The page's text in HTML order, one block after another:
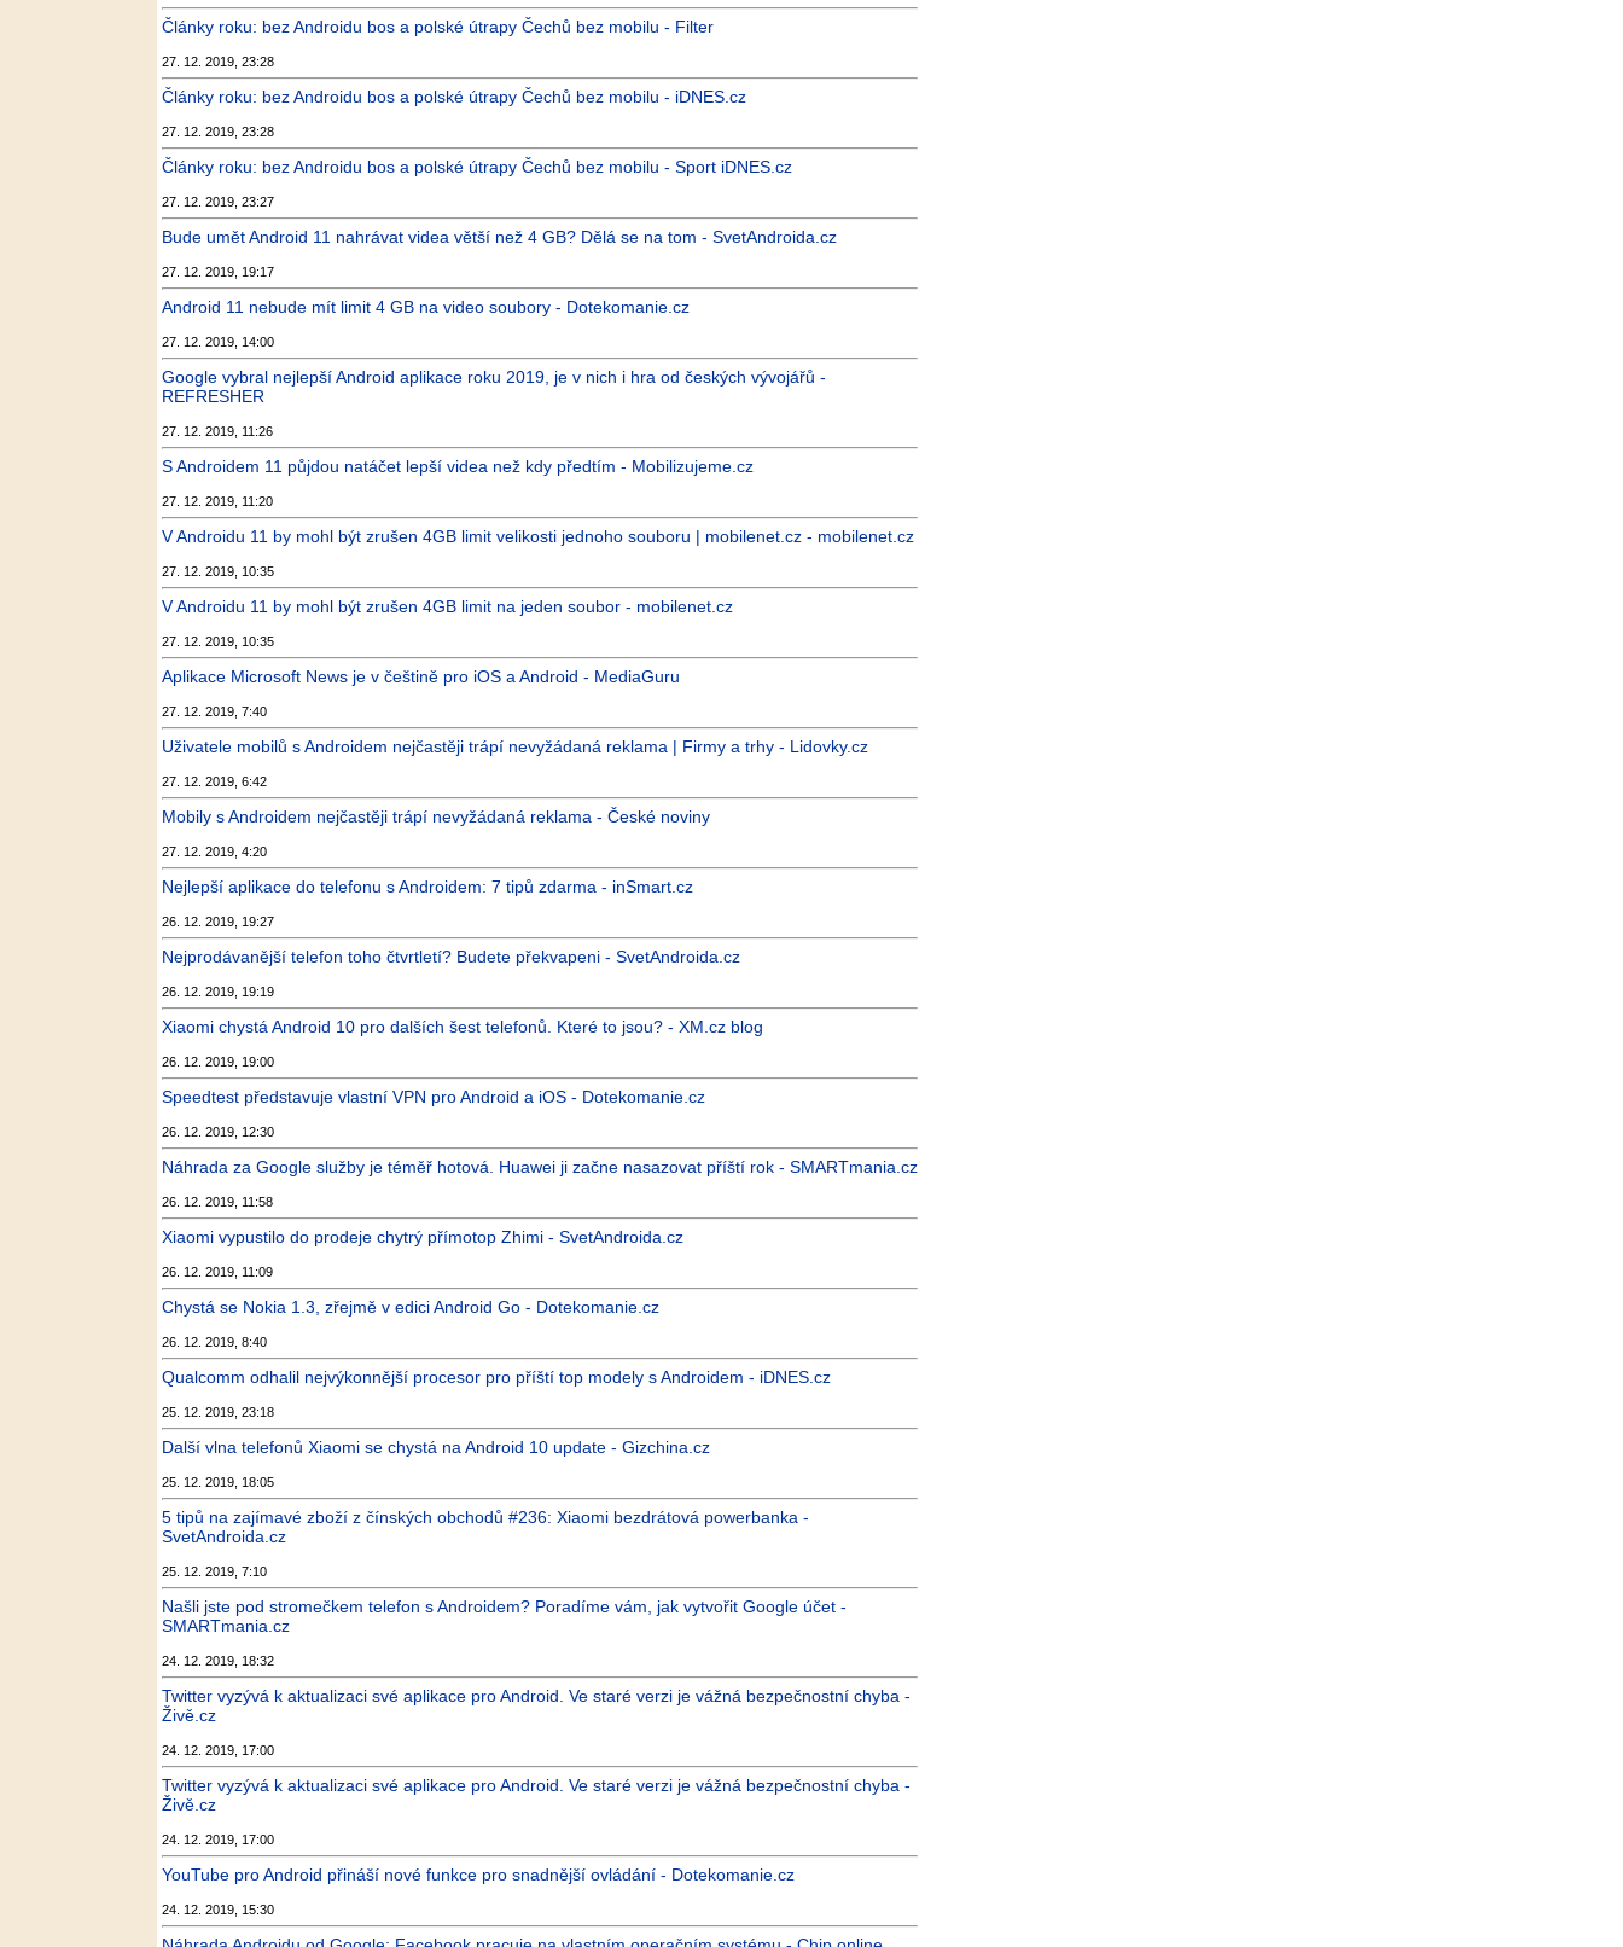
Články roku: bez Androidu bos a polské útrapy Čechů bez mobilu - Filter
27. 12. 2019, 23:28
Články roku: bez Androidu bos a polské útrapy Čechů bez mobilu - iDNES.cz
27. 12. 2019, 23:28
Články roku: bez Androidu bos a polské útrapy Čechů bez mobilu - Sport iDNES.cz
27. 12. 2019, 23:27
Bude umět Android 11 nahrávat videa větší než 4 GB? Dělá se na tom - SvetAndroida.cz
27. 12. 2019, 19:17
Android 11 nebude mít limit 4 GB na video soubory - Dotekomanie.cz
27. 12. 2019, 14:00
Google vybral nejlepší Android aplikace roku 2019, je v nich i hra od českých vývojářů -
REFRESHER
27. 12. 2019, 11:26
S Androidem 11 půjdou natáčet lepší videa než kdy předtím - Mobilizujeme.cz
27. 12. 2019, 11:20
V Androidu 11 by mohl být zrušen 4GB limit velikosti jednoho souboru | mobilenet.cz - mobilenet.cz
27. 12. 2019, 10:35
V Androidu 11 by mohl být zrušen 4GB limit na jeden soubor - mobilenet.cz
27. 12. 2019, 10:35
Aplikace Microsoft News je v češtině pro iOS a Android - MediaGuru
27. 12. 2019, 7:40
Uživatele mobilů s Androidem nejčastěji trápí nevyžádaná reklama | Firmy a trhy - Lidovky.cz
27. 12. 2019, 6:42
Mobily s Androidem nejčastěji trápí nevyžádaná reklama - České noviny
27. 12. 2019, 4:20
Nejlepší aplikace do telefonu s Androidem: 7 tipů zdarma - inSmart.cz
26. 12. 2019, 19:27
Nejprodávanější telefon toho čtvrtletí? Budete překvapeni - SvetAndroida.cz
26. 12. 2019, 19:19
Xiaomi chystá Android 10 pro dalších šest telefonů. Které to jsou? - XM.cz blog
26. 12. 2019, 19:00
Speedtest představuje vlastní VPN pro Android a iOS - Dotekomanie.cz
26. 12. 2019, 12:30
Náhrada za Google služby je téměř hotová. Huawei ji začne nasazovat příští rok - SMARTmania.cz
26. 12. 2019, 11:58
Xiaomi vypustilo do prodeje chytrý přímotop Zhimi - SvetAndroida.cz
26. 12. 2019, 11:09
Chystá se Nokia 1.3, zřejmě v edici Android Go - Dotekomanie.cz
26. 12. 2019, 8:40
Qualcomm odhalil nejvýkonnější procesor pro příští top modely s Androidem - iDNES.cz
25. 12. 2019, 23:18
Další vlna telefonů Xiaomi se chystá na Android 10 update - Gizchina.cz
25. 12. 2019, 18:05
5 tipů na zajímavé zboží z čínských obchodů #236: Xiaomi bezdrátová powerbanka -
SvetAndroida.cz
25. 12. 2019, 7:10
Našli jste pod stromečkem telefon s Androidem? Poradíme vám, jak vytvořit Google účet -
SMARTmania.cz
24. 12. 2019, 18:32
Twitter vyzývá k aktualizaci své aplikace pro Android. Ve staré verzi je vážná bezpečnostní chyba -
Živě.cz
24. 12. 2019, 17:00
Twitter vyzývá k aktualizaci své aplikace pro Android. Ve staré verzi je vážná bezpečnostní chyba -
Živě.cz
24. 12. 2019, 17:00
YouTube pro Android přináší nové funkce pro snadnější ovládání - Dotekomanie.cz
24. 12. 2019, 15:30